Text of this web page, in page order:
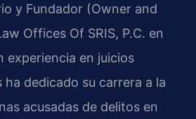
y Fundador (Owner and
Offices Of SRIS, P.C. en
experiencia en juicios
ha dedicado su carrera a la
acusadas de delitos en